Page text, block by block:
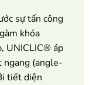
sự tấn công
khóa
UNICLIC® áp
ngang (angle-
tiết diện